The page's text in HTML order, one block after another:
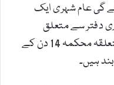
گی عام شہری ایک
دفتر سے متعلق
معلومات حاصل کر سکتے ہیں اور متعلقہ محکمہ 14 دن کے
ہیں۔